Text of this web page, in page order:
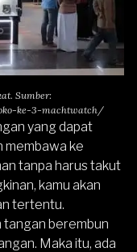
Sumber:
ke-3-machtwatch/
yang dapat
membawa ke
tanpa harus takut
kamu akan
tertentu.
tangan berembun
Maka itu, ada